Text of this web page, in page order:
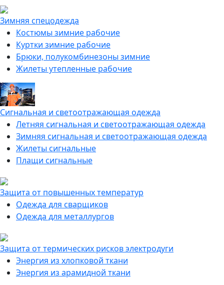
Зимняя спецодежда
Костюмы зимние рабочие
Куртки зимние рабочие
Брюки, полукомбинезоны зимние
Жилеты утепленные рабочие
Сигнальная и светоотражающая одежда
Летняя сигнальная и светоотражающая одежда
Зимняя сигнальная и светоотражающая одежда
Жилеты сигнальные
Плащи сигнальные
Защита от повышенных температур
Одежда для сварщиков
Одежда для металлургов
Защита от термических рисков электродуги
Энергия из хлопковой ткани
Энергия из арамидной ткани